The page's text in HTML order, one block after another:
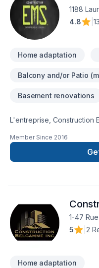
marches, brique , plâtrage
1188
4.8
Home adaptation
Balcony and/or Patio
Basement renovations
L'entreprise, Construction
de rénovation,
d'habitation. Elle
de sa clientèle en offrant
compte des contraintes
soucieux de la qualité et
partenariat avec des sous-
reconnus.
Member Since 2016
1-47
5
2
Home adaptation